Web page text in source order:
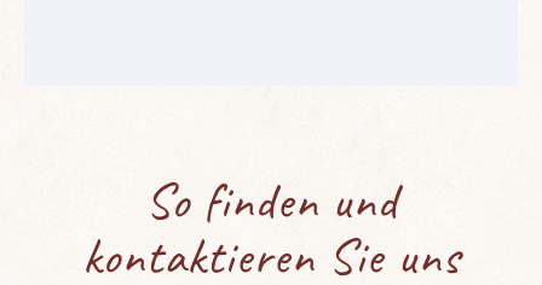
So finden und
kontaktieren Sie uns